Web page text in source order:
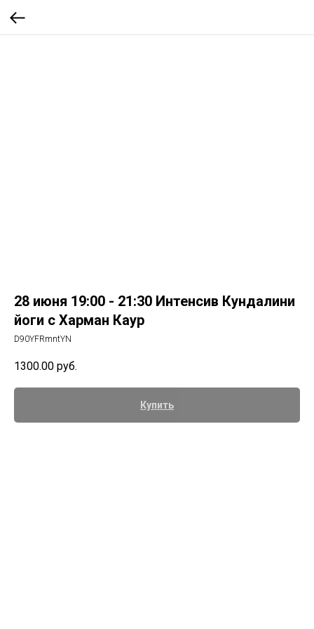
28 июня 19:00 - 21:30 Интенсив Кундалини
йоги с Харман Каур
D90YFRmntYN
1300.00 руб.
Купить